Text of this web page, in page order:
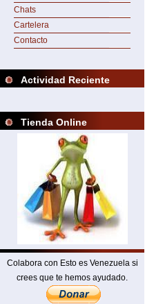
Chats
Cartelera
Contacto
Actividad Reciente
Tienda Online
Colabora con Esto es Venezuela si
crees que te hemos ayudado.